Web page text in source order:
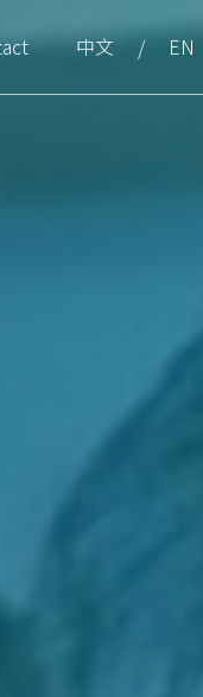
中文 / EN